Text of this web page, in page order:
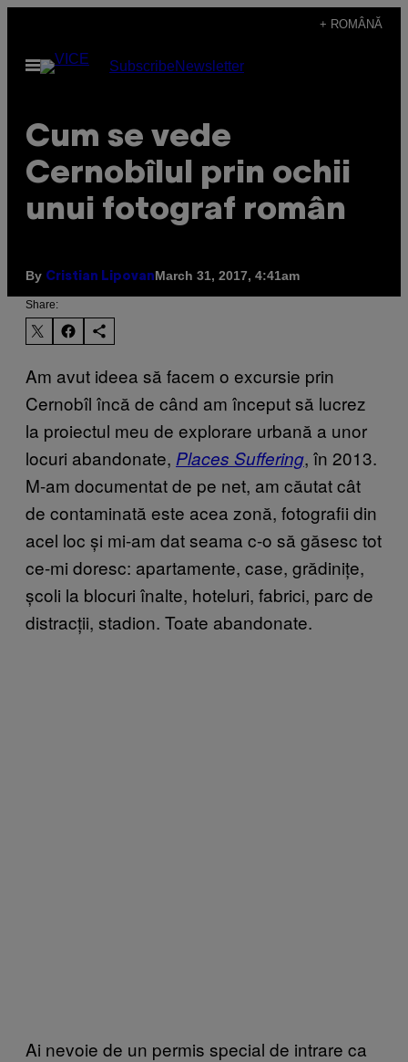
content
+ ROMÂNĂ
Open
Menu
SubscribeNewsletter
Cum se vede
Cernobîlul prin ochii
unui fotograf român
By Cristian LipovanMarch 31, 2017, 4:41am
Share:
Am avut ideea să facem o excursie prin
Cernobîl încă de când am început să lucrez
la proiectul meu de explorare urbană a unor
locuri abandonate, Places Suffering, în 2013.
M-am documentat de pe net, am căutat cât
de contaminată este acea zonă, fotografii din
acel loc și mi-am dat seama c-o să găsesc tot
ce-mi doresc: apartamente, case, grădinițe,
școli la blocuri înalte, hoteluri, fabrici, parc de
distracții, stadion. Toate abandonate.
Ai nevoie de un permis special de intrare ca